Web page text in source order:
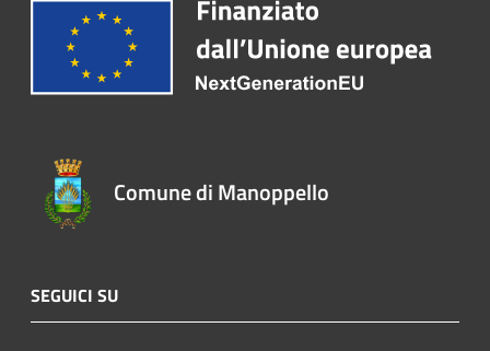
Comune di Manoppello
SEGUICI SU